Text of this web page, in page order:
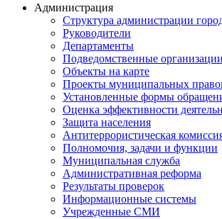
Администрация
Структура администрации
Руководители
Департаменты
Подведомственные организации
Объекты на карте
Проекты муниципальных
Установленные формы
Оценка эффективности
Защита населения
Антитеррористическая
Полномочия, задачи и функции
Муниципальная служба
Административная реформа
Результаты проверок
Информационные системы
Учрежденные СМИ